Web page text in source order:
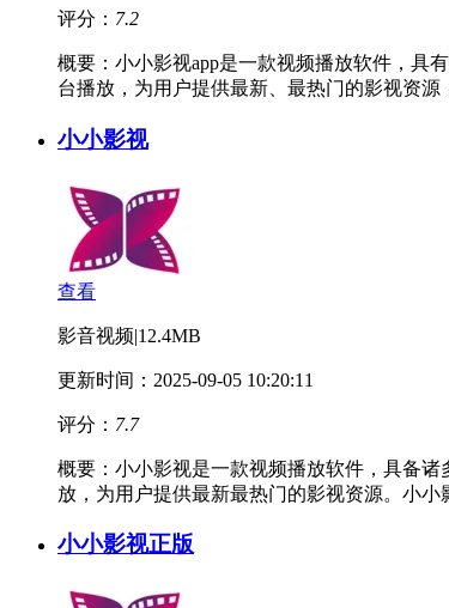
评分： 7.2
概要： 小小影视app是一款视频播放软件，具
台播放，为用户提供最新、最热门的影视资源
小小影视
查看
影音视频|12.4MB
更新时间：2025-09-05 10:20:11
评分： 7.7
概要： 小小影视是一款视频播放软件，具备
放，为用户提供最新最热门的影视资源。小小
小小影视正版